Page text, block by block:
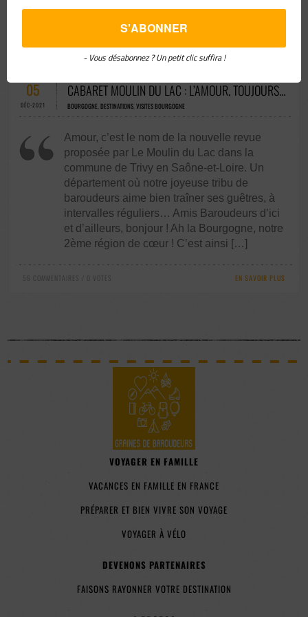
05
DÉC-2021
CABARET MOULIN DU LAC : L’AMOUR, TOUJOURS…
BOURGOGNE,DESTINATIONS,VISITES BOURGOGNE
Amour, c’est le nom de la nouvelle revue
proposée par Le Moulin du Lac dans la
commune de Trivy en Saône-et-Loire. Un
département où notre joyeuse tribu de
baroudeurs aime bien traîner ses guêtres, à
intervalles réguliers… Amis Baroudeurs d’ici
et d’ailleurs, bonjour ! Ah la Bourgogne, notre
2ème région de cœur ! C’est ainsi […]
56 COMMENTAIRES / 0 VOTES EN SAVOIR PLUS
VOYAGER EN FAMILLE
VACANCES EN FAMILLE EN FRANCE
PRÉPARER ET BIEN VIVRE SON VOYAGE
VOYAGER À VÉLO
DEVENONS PARTENAIRES
FAISONS RAYONNER VOTRE DESTINATION
- Vous désabonnez ? Un petit clic suffira !